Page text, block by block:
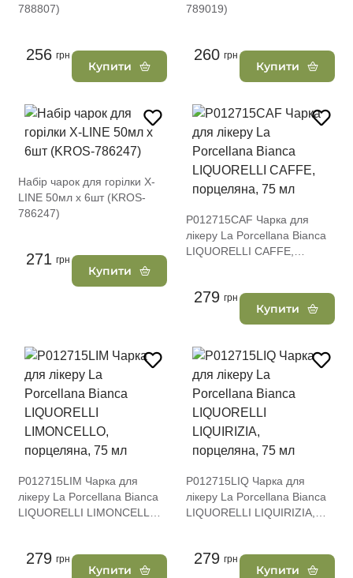
788807)
256 грн
Купити
789019)
260 грн
Купити
Набір чарок для горілки X-
LINE 50мл х 6шт (KROS-
786247)
271 грн
Купити
P012715CAF Чарка для
лікеру La Porcellana Bianca
LIQUORELLI CAFFE,
279 грн
Купити
P012715LIM Чарка для
лікеру La Porcellana Bianca
LIQUORELLI LIMONCELLO,
279 грн
Купити
P012715LIQ Чарка для
лікеру La Porcellana Bianca
LIQUORELLI LIQUIRIZIA,
279 грн
Купити